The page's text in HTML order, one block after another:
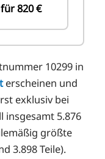
820 €
10299 in
erscheinen und
exklusiv bei
insgesamt 5.876
größte
3.898 Teile).